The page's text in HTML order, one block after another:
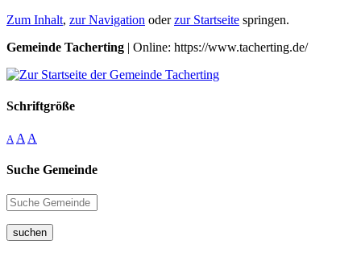
Zum Inhalt, zur Navigation oderzur Startseite springen.
Gemeinde Tacherting | Online: https://www.tacherting.de/
Schriftgröße
A A A
Suche Gemeinde
suchen